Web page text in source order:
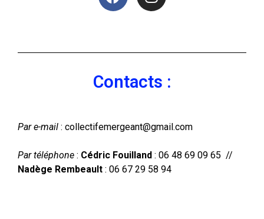
Contacts :
Par e-mail : collectifemergeant@gmail.com
Par téléphone : Cédric Fouilland : 06 48 69 09 65 //
Nadège Rembeault : 06 67 29 58 94